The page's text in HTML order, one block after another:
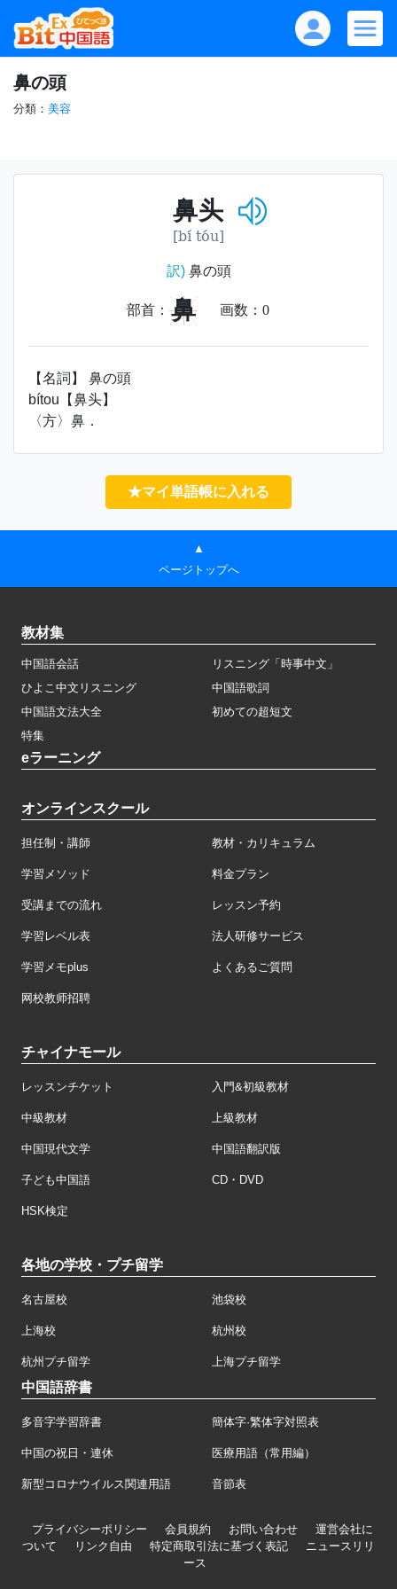
鼻の頭
分類： 美容
鼻头
[bí tóu]
訳)鼻の頭
部首： 鼻 画数： 0
【名詞】 鼻の頭
bítou【鼻头】
〈方〉鼻．
★マイ単語帳に入れる
▲
ページトップへ
教材集
中国語会話
リスニング「時事中文」
ひよこ中文リスニング
中国語歌詞
中国語文法大全
初めての超短文
特集
eラーニング
オンラインスクール
担任制・講師 教材・カリキュラム
学習メソッド 料金プラン
受講までの流れ レッスン予約
学習レベル表 法人研修サービス
学習メモplus よくあるご質問
网校教师招聘
チャイナモール
レッスンチケット 入門&初級教材
中級教材 上級教材
中国現代文学 中国語翻訳版
子ども中国語 CD・DVD
HSK検定
各地の学校・プチ留学
名古屋校 池袋校
上海校 杭州校
杭州プチ留学 上海プチ留学
中国語辞書
多音字学習辞書 簡体字·繁体字対照表
中国の祝日・連休 医療用語（常用編）
新型コロナウイルス関連用語 音節表
プライバシーポリシー 会員規約 お問い合わせ
運営会社に
ついて
リンク自由 特定商取引法に基づく表記
ニュースリリ
ース